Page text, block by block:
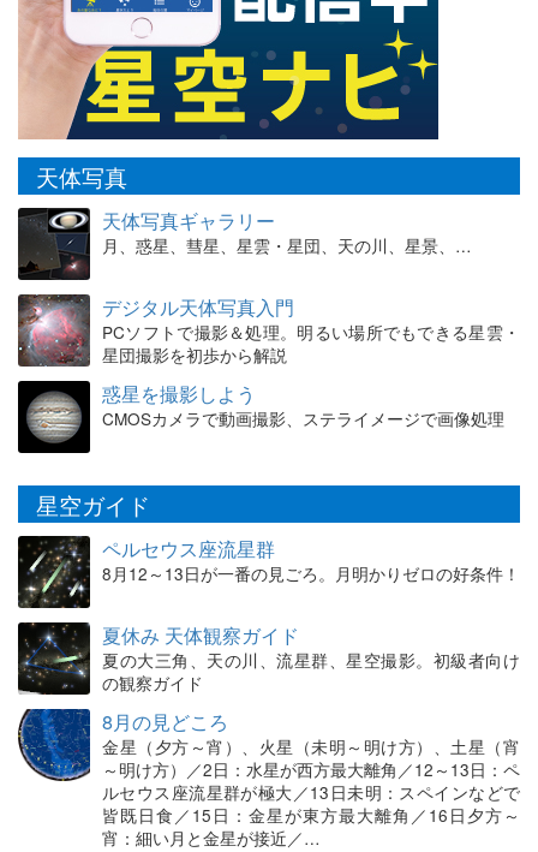
天体写真
天体写真ギャラリー
月、惑星、彗星、星雲・星団、天の川、星景、…
デジタル天体写真入門
PCソフトで撮影＆処理。明るい場所でもできる星雲・
星団撮影を初歩から解説
惑星を撮影しよう
CMOSカメラで動画撮影、ステライメージで画像処理
星空ガイド
ペルセウス座流星群
8月12～13日が一番の見ごろ。月明かりゼロの好条件！
夏休み 天体観察ガイド
夏の大三角、天の川、流星群、星空撮影。初級者向け
の観察ガイド
8月の見どころ
金星（夕方～宵）、火星（未明～明け方）、土星（宵
～明け方）／2日：水星が西方最大離角／12～13日：ペ
ルセウス座流星群が極大／13日未明：スペインなどで
皆既日食／15日：金星が東方最大離角／16日夕方～
宵：細い月と金星が接近／…